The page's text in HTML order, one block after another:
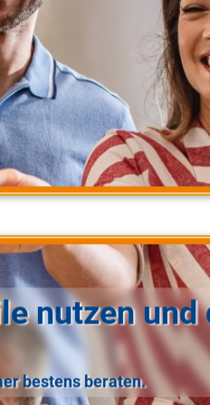
nutzen und
bestens beraten.